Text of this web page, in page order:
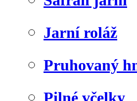
Jarní roláž
Pruhovaný